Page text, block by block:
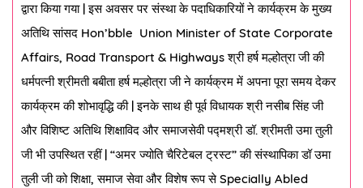
द्वारा किया गया|इस अवसर पर संस्था के पदाधिकारियों ने कार्यक्रम के मुख्य
अतिथि सांसद Hon’bble Union Minister of State Corporate
Affairs, Road Transport & Highwaysश्री हर्ष मल्होत्रा जी की
धर्मपत्नी श्रीमती बबीता हर्ष मल्होत्रा जी ने कार्यक्रम में अपना पूरा समय देकर
कार्यक्रम की शोभावृद्धि की|इनके साथ ही पूर्व विधायक श्री नसीब सिंह जी
और विशिष्ट अतिथि शिक्षाविद और समाजसेवी पद्मश्री डॉ.श्रीमती उमा तुली
जी भी उपस्थित रहीं| “अमर ज्योति चैरिटेबल ट्रस्ट”की संस्थापिका डॉ उमा
तुली जी को शिक्षा,समाज सेवा और विशेष रूप सेSpecially Abled